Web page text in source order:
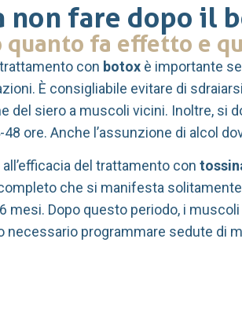
non fare dopo il
quanto fa effetto e
con botox è importante
È consigliabile evitare di
del siero a muscoli vicini. Inoltre, si
48 ore. Anche l’assunzione di alcol
all’efficacia del trattamento con
che si manifesta
mesi. Dopo questo periodo, i
necessario programmare sedute di